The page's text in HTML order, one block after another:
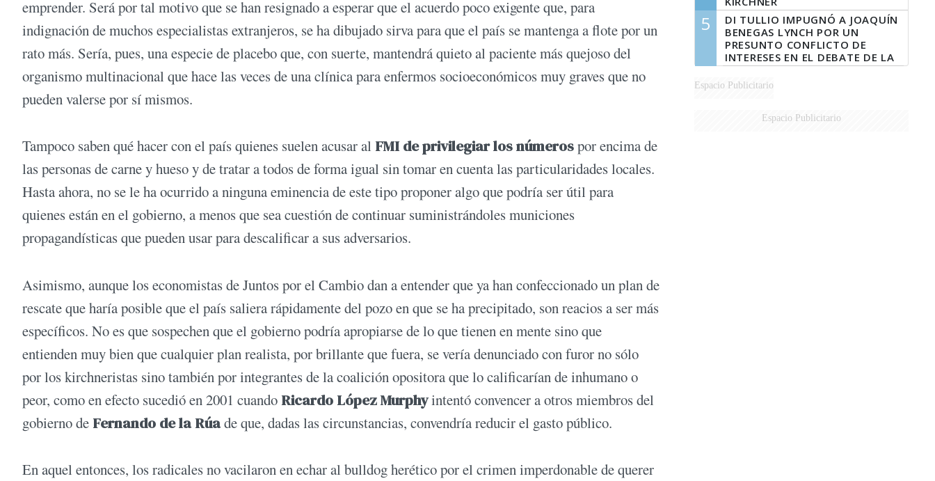
emprender. Será por tal motivo que se han resignado a esperar que el acuerdo poco exigente que, para
indignación de muchos especialistas extranjeros, se ha dibujado sirva para que el país se mantenga a flote por un
rato más. Sería, pues, una especie de placebo que, con suerte, mantendrá quieto al paciente más quejoso del
organismo multinacional que hace las veces de una clínica para enfermos socioeconómicos muy graves que no
pueden valerse por sí mismos.
Tampoco saben qué hacer con el país quienes suelen acusar al FMI de privilegiar los númerospor encima de
las personas de carne y hueso y de tratar a todos de forma igual sin tomar en cuenta las particularidades locales.
Hasta ahora, no se le ha ocurrido a ninguna eminencia de este tipo proponer algo que podría ser útil para
quienes están en el gobierno, a menos que sea cuestión de continuar suministrándoles municiones
propagandísticas que pueden usar para descalificar a sus adversarios.
Asimismo, aunque los economistas de Juntos por el Cambio dan a entender que ya han confeccionado un plan de
rescate que haría posible que el país saliera rápidamente del pozo en que se ha precipitado, son reacios a ser más
específicos. No es que sospechen que el gobierno podría apropiarse de lo que tienen en mente sino que
entienden muy bien que cualquier plan realista, por brillante que fuera, se vería denunciado con furor no sólo
por los kirchneristas sino también por integrantes de la coalición opositora que lo calificarían de inhumano o
peor, como en efecto sucedió en 2001 cuando Ricardo López Murphyintentó convencer a otros miembros del
gobierno de Fernando de la Rúade que, dadas las circunstancias, convendría reducir el gasto público.
En aquel entonces, los radicales no vacilaron en echar al bulldog herético por el crimen imperdonable de querer
5
DI TULLIO IMPUGNÓ A JOAQUÍN
BENEGAS LYNCH POR UN
PRESUNTO CONFLICTO DE
INTERESES EN EL DEBATE DE LA
LEY DE TIERRAS
Espacio Publicitario
Espacio Publicitario